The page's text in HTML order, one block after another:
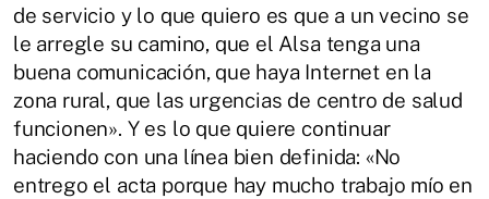
de servicio y lo que quiero es que a un vecino se
le arregle su camino, que el Alsa tenga una
buena comunicación, que haya Internet en la
zona rural, que las urgencias de centro de salud
funcionen». Y es lo que quiere continuar
haciendo con una línea bien definida: «No
entrego el acta porque hay mucho trabajo mío en